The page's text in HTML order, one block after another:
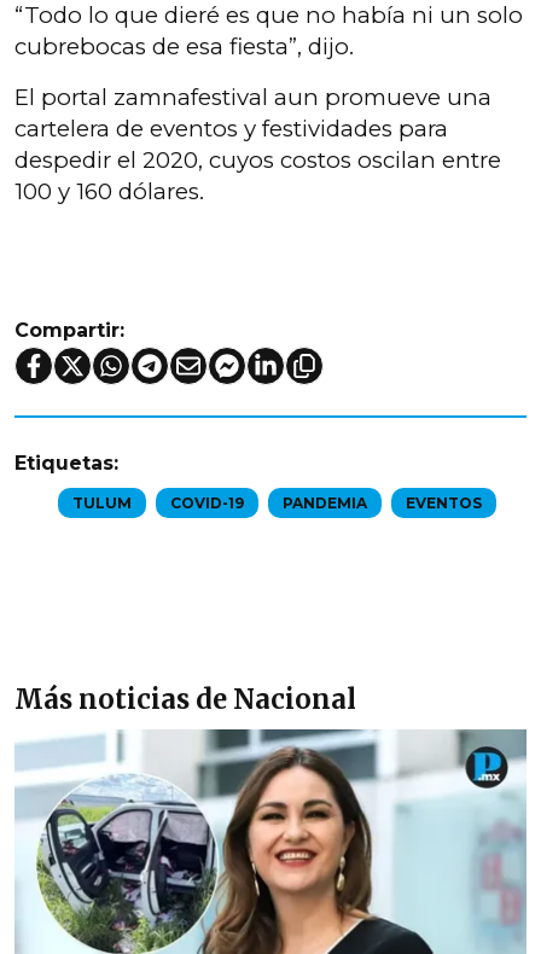
“Todo lo que dieré es que no había ni un solo
cubrebocas de esa fiesta”, dijo.
El portal zamnafestival aun promueve una
cartelera de eventos y festividades para
despedir el 2020, cuyos costos oscilan entre
100 y 160 dólares.
Compartir:
Etiquetas:
TULUM COVID-19 PANDEMIA EVENTOS
Más noticias de Nacional